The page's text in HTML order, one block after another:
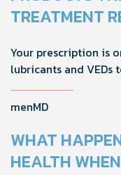
TREATMENT
Your prescription is
lubricants and
formulated
noticeably improve
recommend to help
confidence, and get
menMD
WHAT
HEALTH